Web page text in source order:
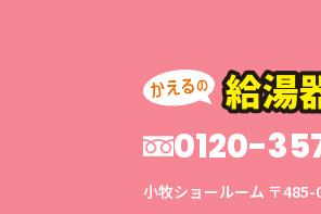
0120-
小牧ショールーム 〒485-